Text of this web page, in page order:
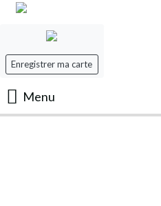
Enregistrer ma carte
Menu